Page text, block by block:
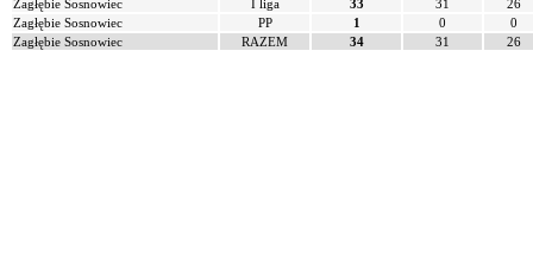
Zagłębie Sosnowiec
I liga 33 31
26
Zagłębie Sosnowiec
PP 1 0
0
Zagłębie Sosnowiec
RAZEM 34 31 26